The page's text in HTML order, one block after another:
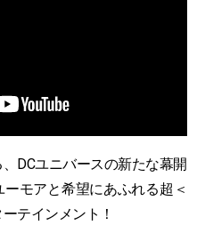
​DCユニバースの新たな幕開
モアと希望にあふれる超＜
テインメント！